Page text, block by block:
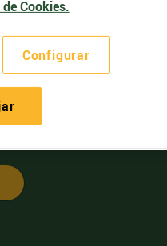
Cookies.
Configurar